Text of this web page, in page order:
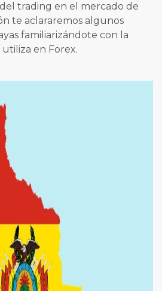
trading en el mercado de
te aclararemos algunos
familiarizándote con la
en Forex.